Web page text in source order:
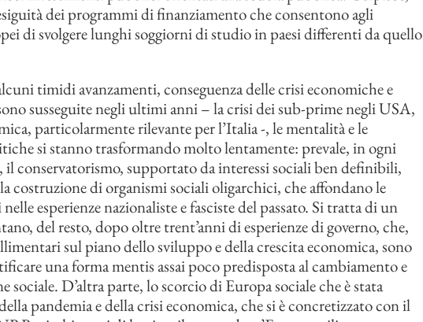
dei programmi di finanziamento che consentono agli
di svolgere lunghi soggiorni di studio in paesi differenti da quello
timidi avanzamenti, conseguenza delle crisi economiche e
susseguite negli ultimi anni – la crisi dei sub-prime negli USA,
particolarmente rilevante per l’Italia -, le mentalità e le
si stanno trasformando molto lentamente: prevale, in ogni
conservatorismo, supportato da interessi sociali ben definibili,
costruzione di organismi sociali oligarchici, che affondano le
esperienze nazionaliste e fasciste del passato. Si tratta di un
del resto, dopo oltre trent’anni di esperienze di governo, che,
sul piano dello sviluppo e della crescita economica, sono
una forma mentis assai poco predisposta al cambiamento e
sociale. D’altra parte, lo scorcio di Europa sociale che è stata
pandemia e della crisi economica, che si è concretizzato con il